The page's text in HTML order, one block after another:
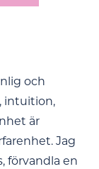
och
intuition,
är
Jag
förvandla en